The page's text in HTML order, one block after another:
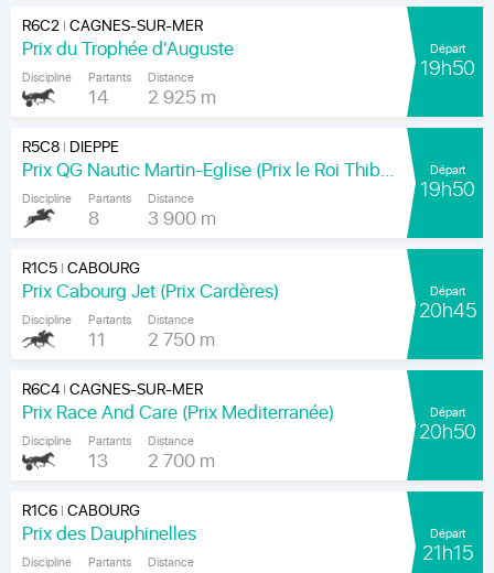
R6C2|CAGNES-SUR-MER
Prix du Trophée d'Auguste
Discipline Partants
14
Distance
2 925 m
Départ
19h50
R5C8| DIEPPE
Prix QG Nautic Martin-Eglise (Prix le Roi Thibault)
Discipline Partants
8
Distance
3 900 m
Départ
19h50
R1C5|CABOURG
Prix Cabourg Jet (Prix Cardères)
Discipline Partants
11
Distance
2 750 m
Départ
20h45
R6C4|CAGNES-SUR-MER
Prix Race And Care (Prix Mediterranée)
Discipline Partants
13
Distance
2 700 m
Départ
20h50
R1C6|CABOURG
Prix des Dauphinelles
Discipline Partants Distance
Départ
21h15